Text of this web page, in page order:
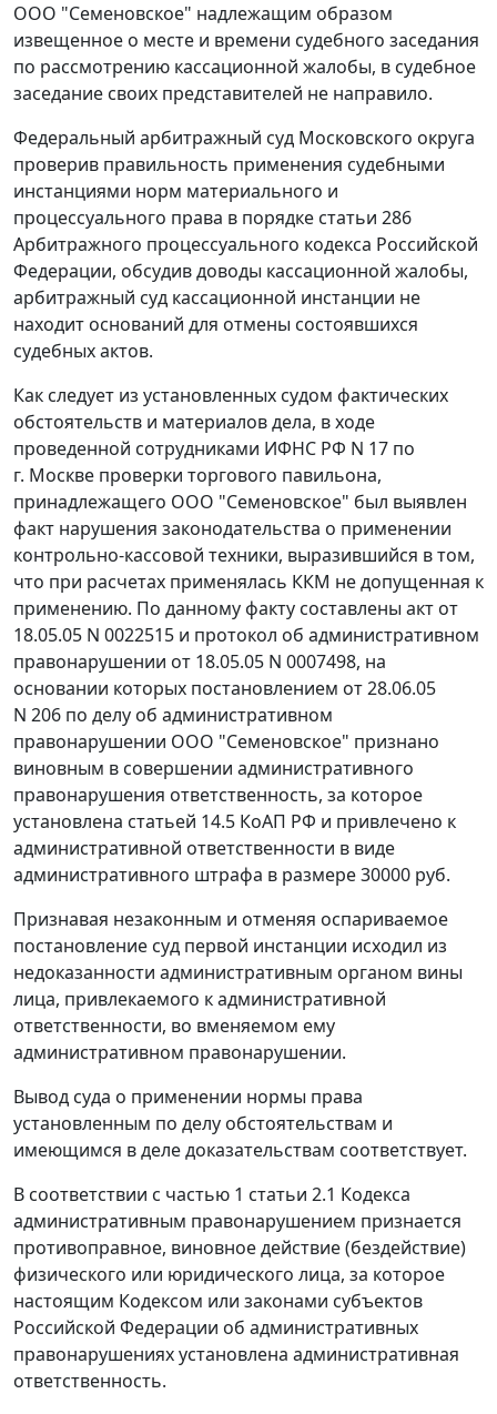
ООО "Семеновское" надлежащим образом
извещенное о месте и времени судебного заседания
по рассмотрению кассационной жалобы, в судебное
заседание своих представителей не направило.
Федеральный арбитражный суд Московского округа
проверив правильность применения судебными
инстанциями норм материального и
процессуального права в порядке статьи 286
Арбитражного процессуального кодекса Российской
Федерации, обсудив доводы кассационной жалобы,
арбитражный суд кассационной инстанции не
находит оснований для отмены состоявшихся
судебных актов.
Как следует из установленных судом фактических
обстоятельств и материалов дела, в ходе
проведенной сотрудниками ИФНС РФ N 17 по
г. Москве проверки торгового павильона,
принадлежащего ООО "Семеновское" был выявлен
факт нарушения законодательства о применении
контрольно-кассовой техники, выразившийся в том,
что при расчетах применялась ККМ не допущенная к
применению. По данному факту составлены акт от
18.05.05 N 0022515 и протокол об административном
правонарушении от 18.05.05 N 0007498, на
основании которых постановлением от 28.06.05
N 206 по делу об административном
правонарушении ООО "Семеновское" признано
виновным в совершении административного
правонарушения ответственность, за которое
установлена статьей 14.5 КоАП РФ и привлечено к
административной ответственности в виде
административного штрафа в размере 30000 руб.
Признавая незаконным и отменяя оспариваемое
постановление суд первой инстанции исходил из
недоказанности административным органом вины
лица, привлекаемого к административной
ответственности, во вменяемом ему
административном правонарушении.
Вывод суда о применении нормы права
установленным по делу обстоятельствам и
имеющимся в деле доказательствам соответствует.
В соответствии с частью 1 статьи 2.1 Кодекса
административным правонарушением признается
противоправное, виновное действие (бездействие)
физического или юридического лица, за которое
настоящим Кодексом или законами субъектов
Российской Федерации об административных
правонарушениях установлена административная
ответственность.